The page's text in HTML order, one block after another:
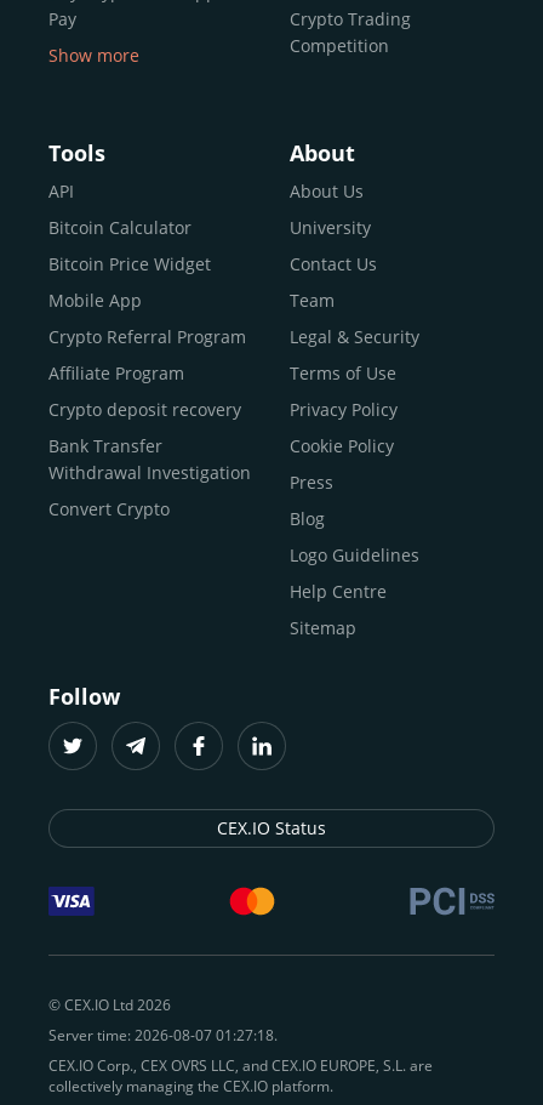
Pay
Buy Bitcoin With Skrill
Sell Bitcoin
Buy Dogecoin
Buy Binance Coin (BNB)
Buy Ripple (XRP)
Buy Litecoin (LTC)
Buy Shiba Inu
Buy Bitcoin Cash
Buy Solana
Buy ICP
Show more
Crypto Trading
Competition
Tools
API
Bitcoin Calculator
Bitcoin Price Widget
Mobile App
Crypto Referral Program
Affiliate Program
Crypto deposit recovery
Bank Transfer
Withdrawal Investigation
Convert Crypto
About
About Us
University
Contact Us
Team
Legal & Security
Terms of Use
Privacy Policy
Cookie Policy
Press
Blog
Logo Guidelines
Help Centre
Sitemap
Follow
CEX.IO Status
© CEX.IO Ltd 2026
Server time: 2026-08-07 01:27:18.
CEX.IO Corp., CEX OVRS LLC, and CEX.IO EUROPE, S.L. are
collectively managing the CEX.IO platform.